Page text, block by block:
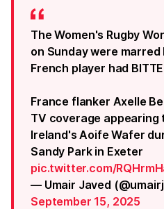
The Women's Rugby
on Sunday were
French player had
France flanker Axelle
TV coverage
Ireland's Aoife Wafer
Sandy Park in Exeter
pic.twitter.com/
— Umair Javed
September 15, 2025